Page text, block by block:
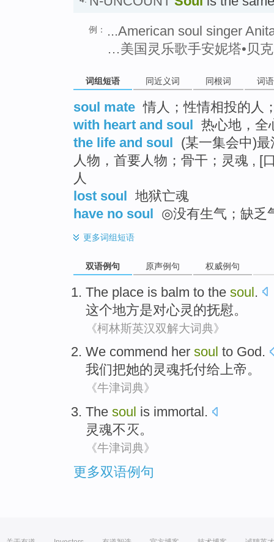
例：
...American soul singer
…美国灵乐歌手安妮塔•贝
词组短语 同近义词 同根词 词
soul mate 情人；性情相投的人
with heart and soul 热心地，全
the life and soul (某一集会中)
人物，首要人物；骨干；灵魂 , [
人
lost soul 地狱亡魂
have no soul ◎没有生气；缺乏
更多词组短语
双语例句 原声例句 权威例句
The place is balm to the soul.
这个地方是对心灵 的抚慰。
《柯林斯英汉双解大词典》
We commend her soul to God .
我们把她的灵魂托付给上帝。
《牛津词典》
The soul is immortal .
灵魂不灭。
《牛津词典》
更多双语例句